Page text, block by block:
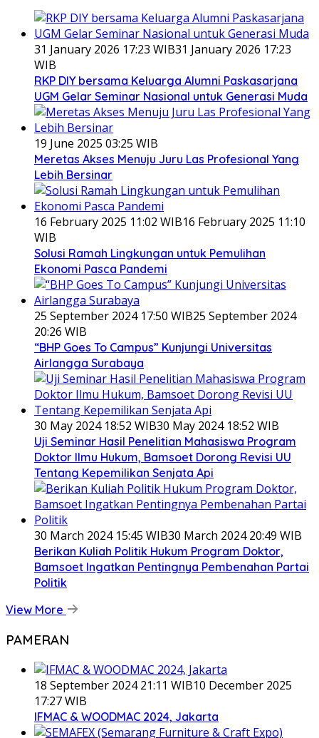
31 January 2026 17:23 WIB31 January 2026 17:23
WIB
RKP DIY bersama Keluarga Alumni Paskasarjana
UGM Gelar Seminar Nasional untuk Generasi Muda
19 June 2025 03:25 WIB
Meretas Akses Menuju Juru Las Profesional Yang
Lebih Bersinar
16 February 2025 11:02 WIB16 February 2025 11:10
WIB
Solusi Ramah Lingkungan untuk Pemulihan
Ekonomi Pasca Pandemi
25 September 2024 17:50 WIB25 September 2024
20:26 WIB
“BHP Goes To Campus” Kunjungi Universitas
Airlangga Surabaya
30 May 2024 18:52 WIB30 May 2024 18:52 WIB
Uji Seminar Hasil Penelitian Mahasiswa Program
Doktor Ilmu Hukum, Bamsoet Dorong Revisi UU
Tentang Kepemilikan Senjata Api
30 March 2024 15:45 WIB30 March 2024 20:49 WIB
Berikan Kuliah Politik Hukum Program Doktor,
Bamsoet Ingatkan Pentingnya Pembenahan Partai
Politik
View More
PAMERAN
18 September 2024 21:11 WIB10 December 2025
17:27 WIB
IFMAC & WOODMAC 2024, Jakarta